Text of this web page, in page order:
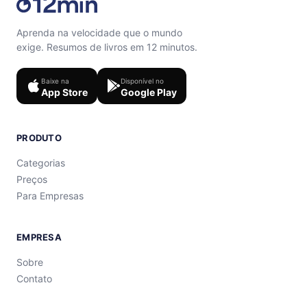
Aprenda na velocidade que o mundo
exige. Resumos de livros em 12 minutos.
Baixe na
App Store
Disponível no
Google Play
PRODUTO
Categorias
Preços
Para Empresas
EMPRESA
Sobre
Contato